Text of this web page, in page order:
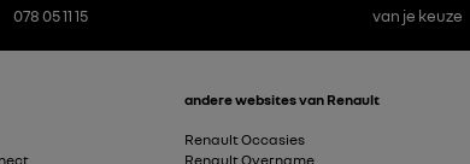
078 05 11 15
van je keuze
andere websites van Renault
Renault Occasies
Renault Overname